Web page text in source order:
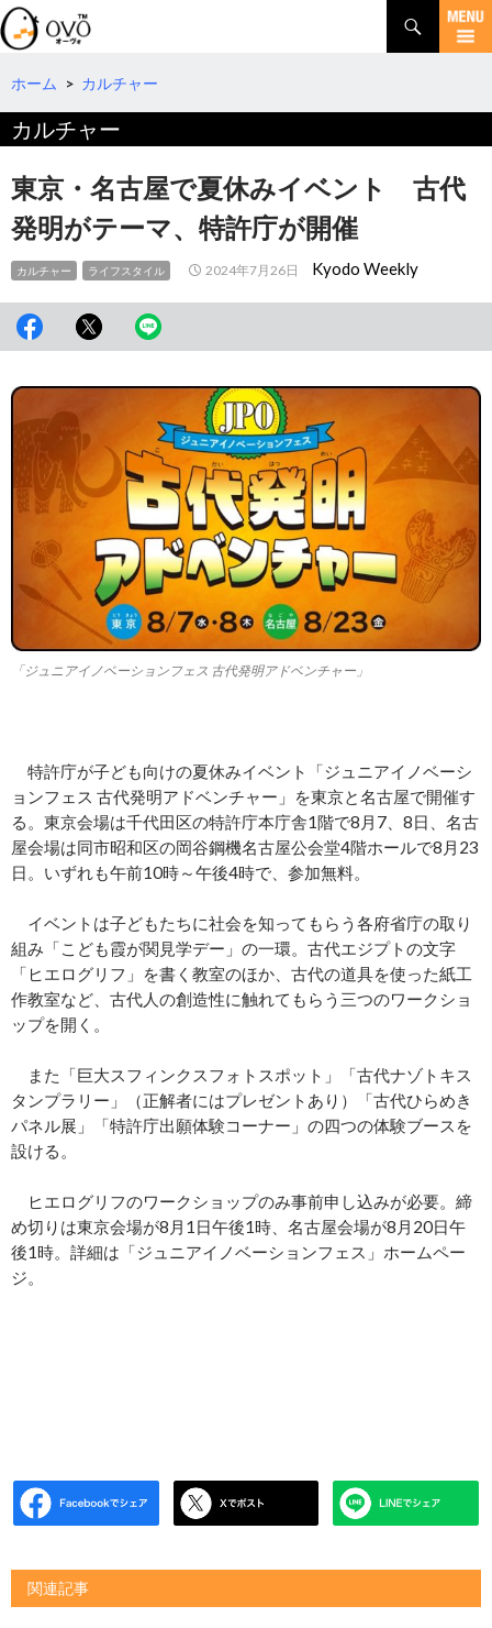
検
索
コ
テ
ツ
へ
移
動
ホーム > カルチャー
カルチャー
東京・名古屋で夏休みイベント 古代
発明がテーマ、特許庁が開催
カルチャー ライフスタイル 2024年7月26日 Kyodo Weekly
「ジュニアイノベーションフェス 古代発明アドベンチャー」
特許庁が子ども向けの夏休みイベント「ジュニアイノベーシ
ョンフェス 古代発明アドベンチャー」を東京と名古屋で開催す
る。東京会場は千代田区の特許庁本庁舎1階で8月7、8日、名古
屋会場は同市昭和区の岡谷鋼機名古屋公会堂4階ホールで8月23
日。いずれも午前10時～午後4時で、参加無料。
イベントは子どもたちに社会を知ってもらう各府省庁の取り
組み「こども霞が関見学デー」の一環。古代エジプトの文字
「ヒエログリフ」を書く教室のほか、古代の道具を使った紙工
作教室など、古代人の創造性に触れてもらう三つのワークショ
ップを開く。
また「巨大スフィンクスフォトスポット」「古代ナゾトキス
タンプラリー」（正解者にはプレゼントあり）「古代ひらめき
パネル展」「特許庁出願体験コーナー」の四つの体験ブースを
設ける。
ヒエログリフのワークショップのみ事前申し込みが必要。締
め切りは東京会場が8月1日午後1時、名古屋会場が8月20日午
後1時。詳細は「ジュニアイノベーションフェス」ホームペー
ジ。
関連記事